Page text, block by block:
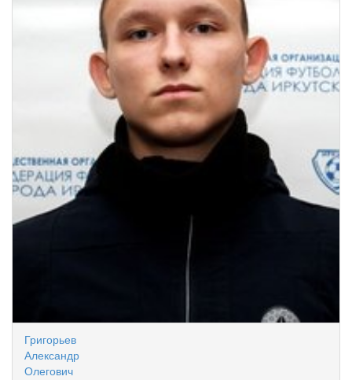
Григорьев
Александр
Олегович